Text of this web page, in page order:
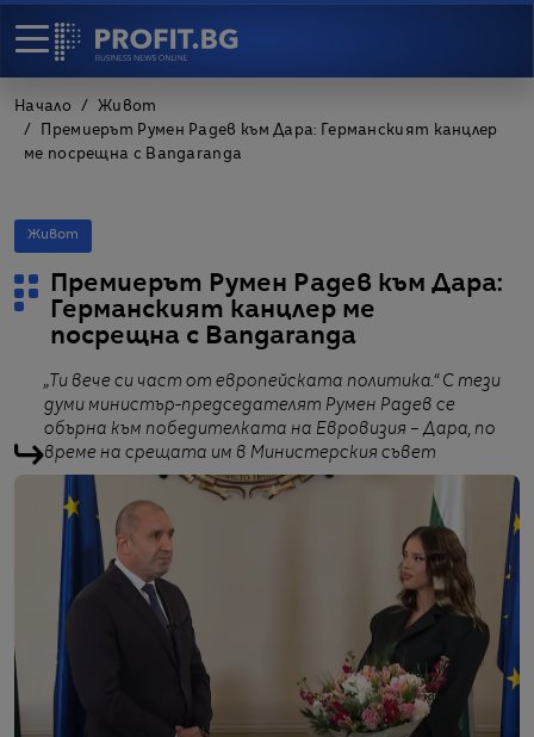
Начало
Живот
Премиерът Румен Радев към Дара: Германският канцлер
ме посрещна с Bangaranga
Живот
Премиерът Румен Радев към Дара:
Германският канцлер ме
посрещна с Bangaranga
„Ти вече си част от европейската политика.“ С тези
думи министър-председателят Румен Радев се
обърна към победителката на Евровизия – Дара, по
време на срещата им в Министерския съвет